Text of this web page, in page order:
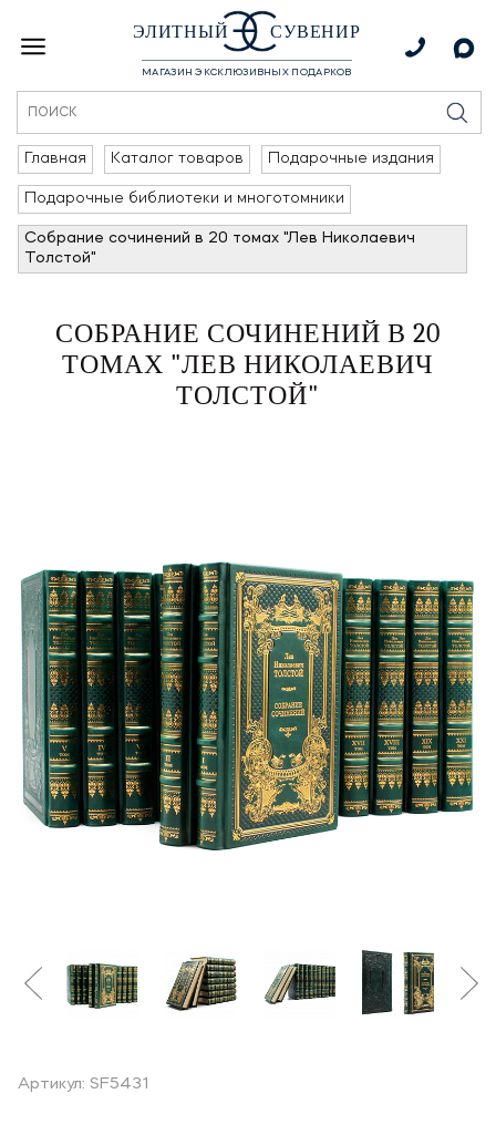
ЭЛИТНЫЙ СУВЕНИР
МАГАЗИН ЭКСКЛЮЗИВНЫХ ПОДАРКОВ
Главная Каталог товаров Подарочные издания
Подарочные библиотеки и многотомники
Собрание сочинений в 20 томах "Лев Николаевич
Толстой"
СОБРАНИЕ СОЧИНЕНИЙ В 20
ТОМАХ "ЛЕВ НИКОЛАЕВИЧ
ТОЛСТОЙ"
Артикул: SF5431